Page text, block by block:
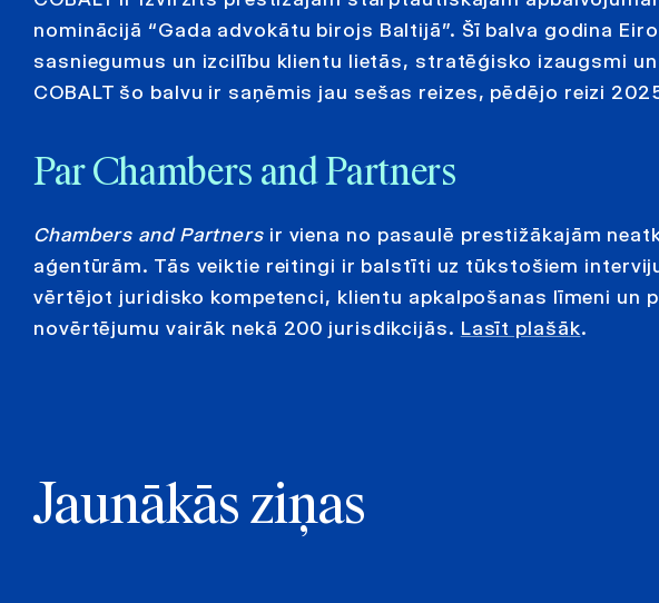
nominācijā “Gada advokātu birojs Baltijā”. Šī balva godina
sasniegumus un izcilību klientu lietās, stratēģisko izaugsmi
COBALT šo balvu ir saņēmis jau sešas reizes, pēdējo reizi
Par Chambers and Partners
Chambers and Partnersir viena no pasaulē prestižākajām
aģentūrām. Tās veiktie reitingi ir balstīti uz tūkstošiem
vērtējot juridisko kompetenci, klientu apkalpošanas līmeni un
novērtējumu vairāk nekā 200 jurisdikcijās. Lasīt plašāk.
Jaunākās ziņas